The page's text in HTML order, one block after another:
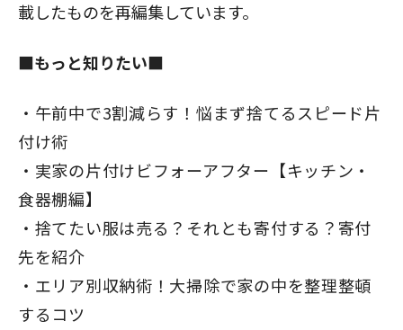
載したものを再編集しています。
■もっと知りたい■
午前中で3割減らす！悩まず捨てるスピード片
付け術
実家の片付けビフォーアフター【キッチン・
食器棚編】
捨てたい服は売る？それとも寄付する？寄付
先を紹介
エリア別収納術！大掃除で家の中を整理整頓
するコツ